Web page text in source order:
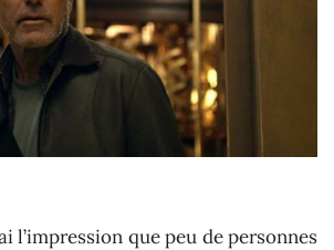
l’impression que peu de personnes